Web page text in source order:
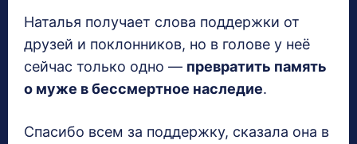
Наталья получает слова поддержки от
друзей и поклонников, но в голове у неё
сейчас только одно — превратить память
о муже в бессмертное наследие.
Спасибо всем за поддержку, сказала она в